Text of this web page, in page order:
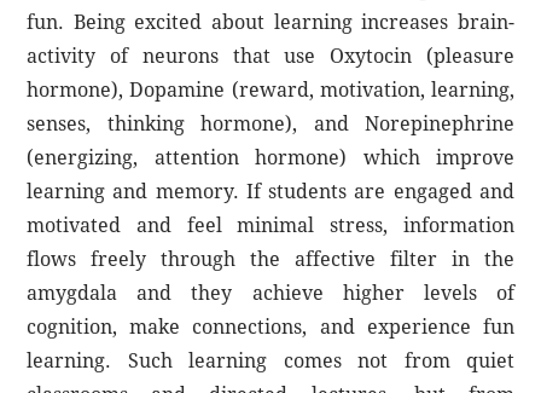
fun. Being excited about learning increases brain-
activity of neurons that use Oxytocin (pleasure
hormone), Dopamine (reward, motivation, learning,
senses, thinking hormone), and Norepinephrine
(energizing, attention hormone) which improve
learning and memory. If students are engaged and
motivated and feel minimal stress, information
flows freely through the affective filter in the
amygdala and they achieve higher levels of
cognition, make connections, and experience fun
learning. Such learning comes not from quiet